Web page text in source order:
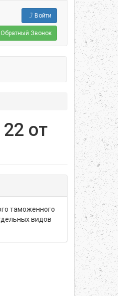
Войти
Обратный Звонок
от
таможенного
видов